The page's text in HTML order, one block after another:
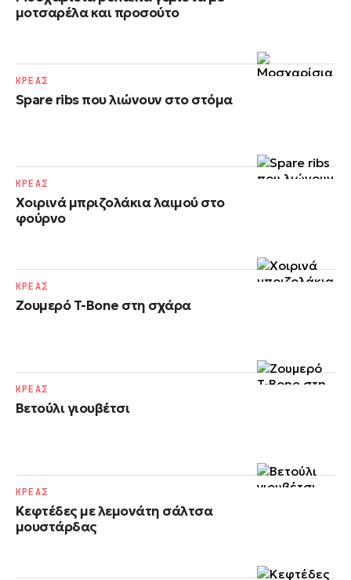
μοτσαρέλα και προσούτο
Spare ribs που λιώνουν στο στόμα
ΚΡΕΑΣ
Χοιρινά μπριζολάκια λαιμού στο
φούρνο
ΚΡΕΑΣ
Ζουμερό T-Bone στη σχάρα
ΚΡΕΑΣ
Βετούλι γιουβέτσι
ΚΡΕΑΣ
Κεφτέδες με λεμονάτη σάλτσα
μουστάρδας
ΚΡΕΑΣ